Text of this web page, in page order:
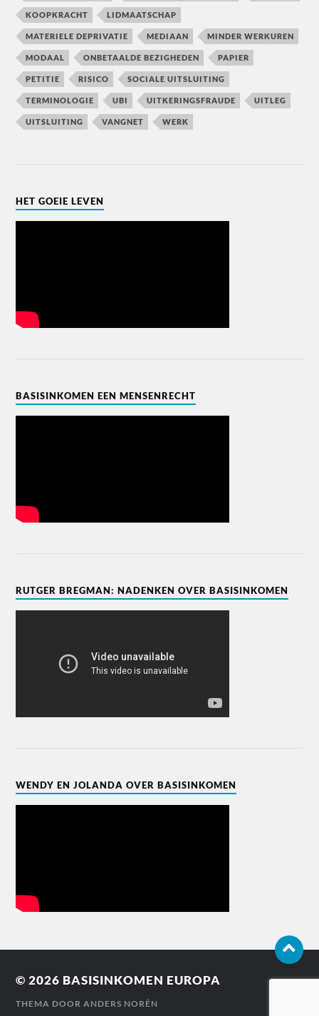
KOOPKRACHT LIDMAATSCHAP
MATERIELE DEPRIVATIE MEDIAAN MINDER WERKUREN
MODAAL ONBETAALDE BEZIGHEDEN PAPIER
PETITIE RISICO SOCIALE UITSLUITING
TERMINOLOGIE UBI UITKERINGSFRAUDE UITLEG
UITSLUITING VANGNET WERK
HET GOEIE LEVEN
BASISINKOMEN EEN MENSENRECHT
RUTGER BREGMAN: NADENKEN OVER BASISINKOMEN
WENDY EN JOLANDA OVER BASISINKOMEN
© 2026 BASISINKOMEN EUROPA
THEMA DOORANDERS NORÉN